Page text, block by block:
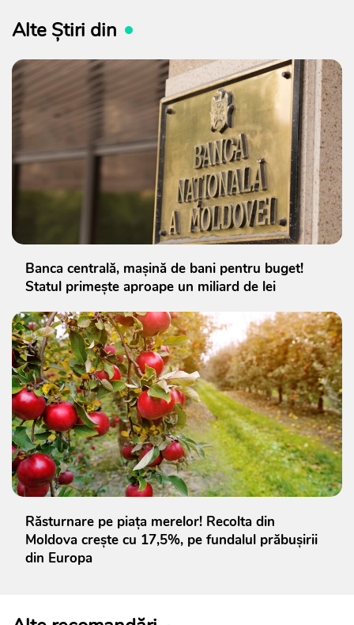
Alte Știri din
Banca centrală, mașină de bani pentru buget!
Statul primește aproape un miliard de lei
Răsturnare pe piața merelor! Recolta din
Moldova crește cu 17,5%, pe fundalul prăbușirii
din Europa